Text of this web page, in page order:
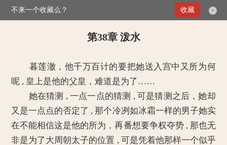
>媚倾天下：妖孽王爷别乱来 第38章 泼水
第38章 泼水
暮莲澈，他千万百计的要把她送入宫中又所为何
呢 , 皇上是他的父皇，难道是为了……
她在猜测 , 一点一点的猜测 , 可是猜测之后，她却
又是一点点的否定了 , 那个冷冽如冰霜一样的男子她实
在不能相信这是他的所为，再番想要争权夺势 , 那也无
非是为了大周朝太子的位置 , 可是凭着他那样一个似乎
不来一个收藏么？ ×
收藏